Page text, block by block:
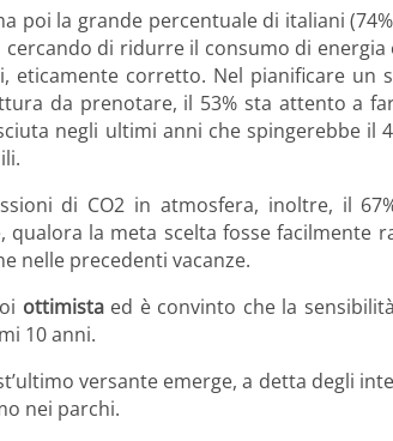
poi la grande percentuale di italiani
cercando di ridurre il consumo di
eticamente corretto. Nel pianificare un
da prenotare, il 53% sta attento a
negli ultimi anni che spingerebbe il
di CO2 in atmosfera, inoltre, il
qualora la meta scelta fosse facilmente
nelle precedenti vacanze.
ottimistaed è convinto che la
10 anni.
versante emerge, a detta degli
nei parchi.